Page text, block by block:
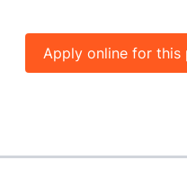
Apply online for this